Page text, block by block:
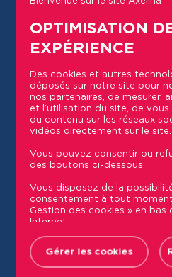
Commerces
Écoles
OPTIMISATION
EXPÉRIENCE
Des cookies et autres
déposés sur notre site pour
nos partenaires, de mesurer,
et l’utilisation du site, de
du contenu sur les réseaux
vidéos directement sur le site.
Vous pouvez consentir ou
des boutons ci-dessous.
Vous disposez de la
consentement à tout
Gestion des cookies » en
Internet.
sur notre site ainsi que les
collectées via ces cookies
confidentialité, accessible
Gérer les cookies